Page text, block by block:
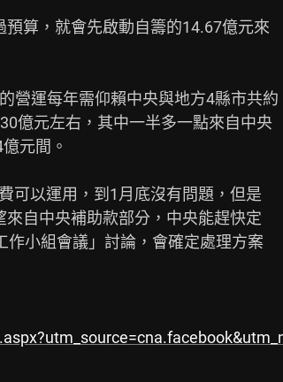
算，就會先啟動自籌的14.67億元來
營運每年需仰賴中央與地方4縣市共約
億元左右，其中一半多一點來自中央
元間。
可以運用，到1月底沒有問題，但是
自中央補助款部分，中央能趕快定
小組會議」討論，會確定處理方案